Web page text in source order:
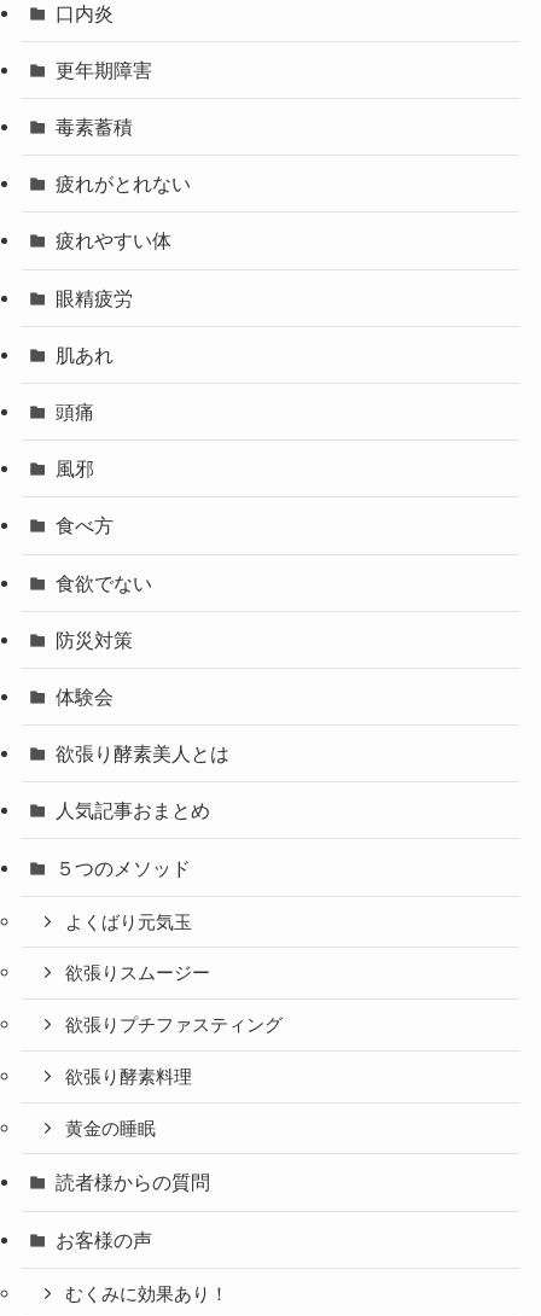
口内炎
更年期障害
毒素蓄積
疲れがとれない
疲れやすい体
眼精疲労
肌あれ
頭痛
風邪
食べ方
食欲でない
防災対策
体験会
欲張り酵素美人とは
人気記事おまとめ
５つのメソッド
よくばり元気玉
欲張りスムージー
欲張りプチファスティング
欲張り酵素料理
黄金の睡眠
読者様からの質問
お客様の声
むくみに効果あり！